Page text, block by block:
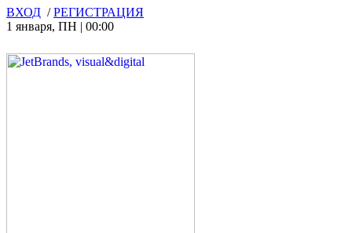
ВХОД /РЕГИСТРАЦИЯ
1 января, ПН | 00:00